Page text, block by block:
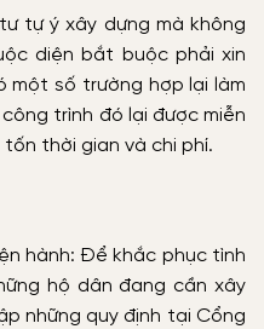
tự ý xây dựng mà không
diện bắt buộc phải xin
một số trường hợp lại làm
trình đó lại được miễn
thời gian và chi phí.
hành: Để khắc phục tình
hộ dân đang cần xây
những quy định tại Cổng